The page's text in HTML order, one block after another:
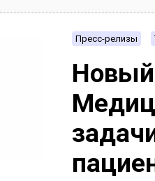
Пресс-релизы
Новый